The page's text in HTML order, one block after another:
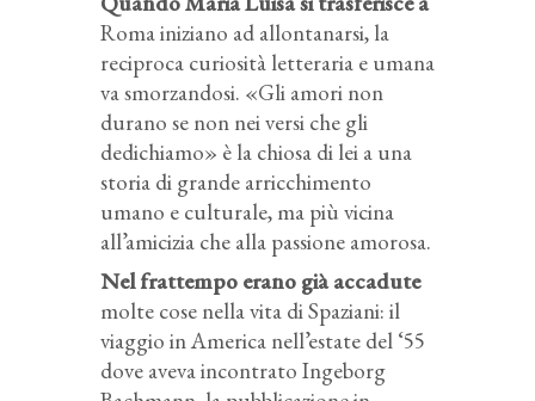
Roma iniziano ad allontanarsi, la
reciproca curiosità letteraria e umana
va smorzandosi. «Gli amori non
durano se non nei versi che gli
dedichiamo» è la chiosa di lei a una
storia di grande arricchimento
umano e culturale, ma più vicina
all’amicizia che alla passione amorosa.
Nel frattempo erano già accadute
molte cose nella vita di Spaziani: il
viaggio in America nell’estate del ‘55
dove aveva incontrato Ingeborg